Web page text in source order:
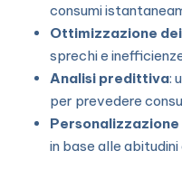
consumi
Ottimizzazione
sprechi e
Analisi predittiva:
per prevedere
in base alle